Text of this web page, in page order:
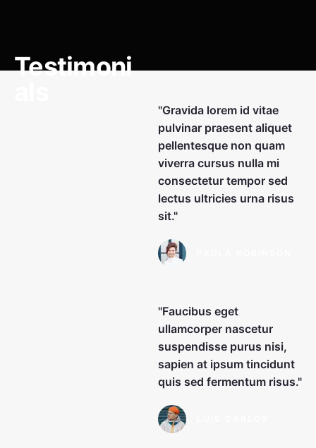
Testimoni
"Gravida lorem id vitae
pulvinar praesent aliquet
pellentesque non quam
viverra cursus nulla mi
consectetur tempor sed
lectus ultricies urna risus
sit."
"Faucibus eget
ullamcorper nascetur
suspendisse purus nisi,
sapien at ipsum tincidunt
quis sed fermentum risus."